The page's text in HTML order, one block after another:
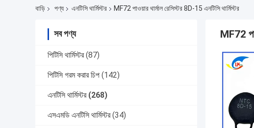
বাড়ি পণ্য এনটিসি থার্মিস্টর MF72 পাওয়ার থার্মাল রেসিস্টর 8D-15 এনটিসি থার্মিস্টর
সব পণ্য
পিটিসি থার্মিস্টর (87)
পিটিসি গরম করার চিপ (142)
এনটিসি থার্মিস্টর (268)
এসএমডি এনটিসি থার্মিস্টর (34)
MF72